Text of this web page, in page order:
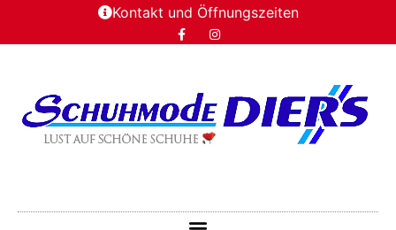
Kontakt und Öffnungszeiten